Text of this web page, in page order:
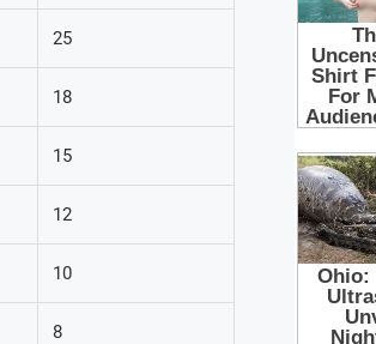
25
18
15
12
10
8